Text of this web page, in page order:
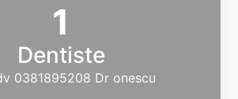
1
Dentiste
0381895208 Dr onescu